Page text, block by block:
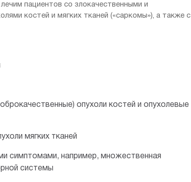
пациентов со злокачественными и
костей и мягких тканей («саркомы»), а также с
опухоли костей и опухолевые
мягких тканей
симптомами, например, множественная
системы